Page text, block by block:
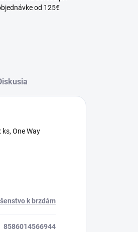
od 125€
One Way
k brzdám
8586014566944